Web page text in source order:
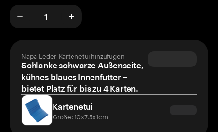
Napa-Leder-Kartenetui hinzufügen
Schlanke schwarze Außenseite,
kühnes blaues Innenfutter –
bietet Platz für bis zu 4 Karten.
Kartenetui
Größe: 10x7.5x1cm